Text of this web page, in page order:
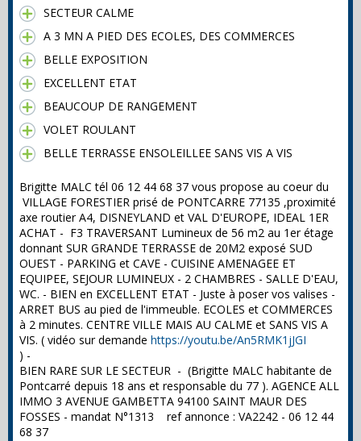
SECTEUR CALME
A 3 MN A PIED DES ECOLES, DES COMMERCES
BELLE EXPOSITION
EXCELLENT ETAT
BEAUCOUP DE RANGEMENT
VOLET ROULANT
BELLE TERRASSE ENSOLEILLEE SANS VIS A VIS
Brigitte MALC tél 06 12 44 68 37 vous propose au coeur du
VILLAGE FORESTIER prisé de PONTCARRE 77135 ,proximité
axe routier A4, DISNEYLAND et VAL D'EUROPE, IDEAL 1ER
ACHAT - F3 TRAVERSANT Lumineux de 56 m2 au 1er étage
donnant SUR GRANDE TERRASSE de 20M2 exposé SUD
OUEST - PARKING et CAVE - CUISINE AMENAGEE ET
EQUIPEE, SEJOUR LUMINEUX - 2 CHAMBRES - SALLE D'EAU,
WC. - BIEN en EXCELLENT ETAT - Juste à poser vos valises -
ARRET BUS au pied de l'immeuble. ECOLES et COMMERCES
à 2 minutes. CENTRE VILLE MAIS AU CALME et SANS VIS A
VIS. ( vidéo sur demande https://youtu.be/An5RMK1jJGI
) -
BIEN RARE SUR LE SECTEUR - (Brigitte MALC habitante de
Pontcarré depuis 18 ans et responsable du 77 ). AGENCE ALL
IMMO 3 AVENUE GAMBETTA 94100 SAINT MAUR DES
FOSSES - mandat N°1313 ref annonce : VA2242 - 06 12 44
68 37